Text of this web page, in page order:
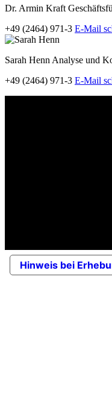
Dr. Armin Kraft
+49 (2464) 971-3 E-Mail
Sarah Henn Analyse und
+49 (2464) 971-3 E-Mail
Hinweis bei